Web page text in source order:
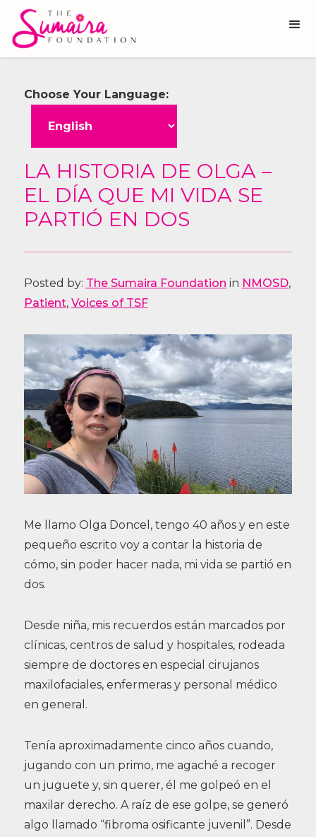
Choose Your Language:
LA HISTORIA DE OLGA –
EL DÍA QUE MI VIDA SE
PARTIÓ EN DOS
Posted by: The Sumaira Foundation in NMOSD,
Patient, Voices of TSF
Me llamo Olga Doncel, tengo 40 años y en este
pequeño escrito voy a contar la historia de
cómo, sin poder hacer nada, mi vida se partió en
dos.
Desde niña, mis recuerdos están marcados por
clínicas, centros de salud y hospitales, rodeada
siempre de doctores en especial cirujanos
maxilofaciales, enfermeras y personal médico
en general.
Tenía aproximadamente cinco años cuando,
jugando con un primo, me agaché a recoger
un juguete y, sin querer, él me golpeó en el
maxilar derecho. A raíz de ese golpe, se generó
algo llamado “fibroma osificante juvenil”. Desde